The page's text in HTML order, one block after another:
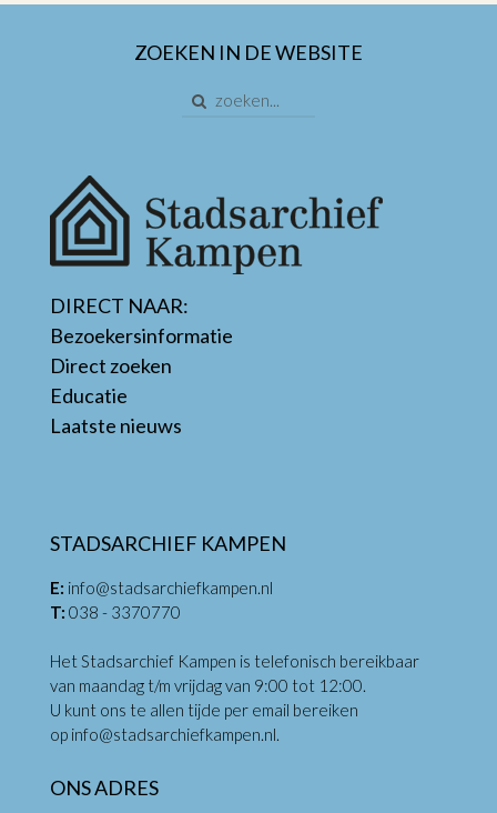
ZOEKEN IN DE WEBSITE
DIRECT NAAR:
Bezoekersinformatie
Direct zoeken
Educatie
Laatste nieuws
STADSARCHIEF KAMPEN
E: info@stadsarchiefkampen.nl
T: 038 - 3370770
Het Stadsarchief Kampen is telefonisch bereikbaar
van maandag t/m vrijdag van 9:00 tot 12:00.
U kunt ons te allen tijde per email bereiken
op info@stadsarchiefkampen.nl
ONS ADRES